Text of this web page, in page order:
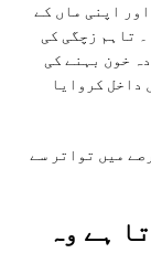
ہوئیں اور اپنی ماں کے
تاہم زچگی کی
خون بہنے کی
داخل کروایا
میں تواتر سے
ہے وہ